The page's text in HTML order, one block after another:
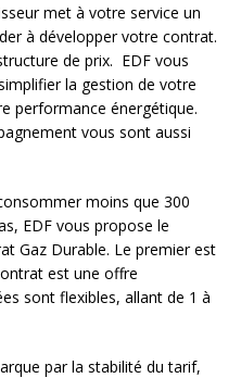
met à votre service un
à développer votre contrat.
de prix. EDF vous
la gestion de votre
performance énergétique.
vous sont aussi
moins que 300
EDF vous propose le
Gaz Durable. Le premier est
est une offre
sont flexibles, allant de 1 à
par la stabilité du tarif,